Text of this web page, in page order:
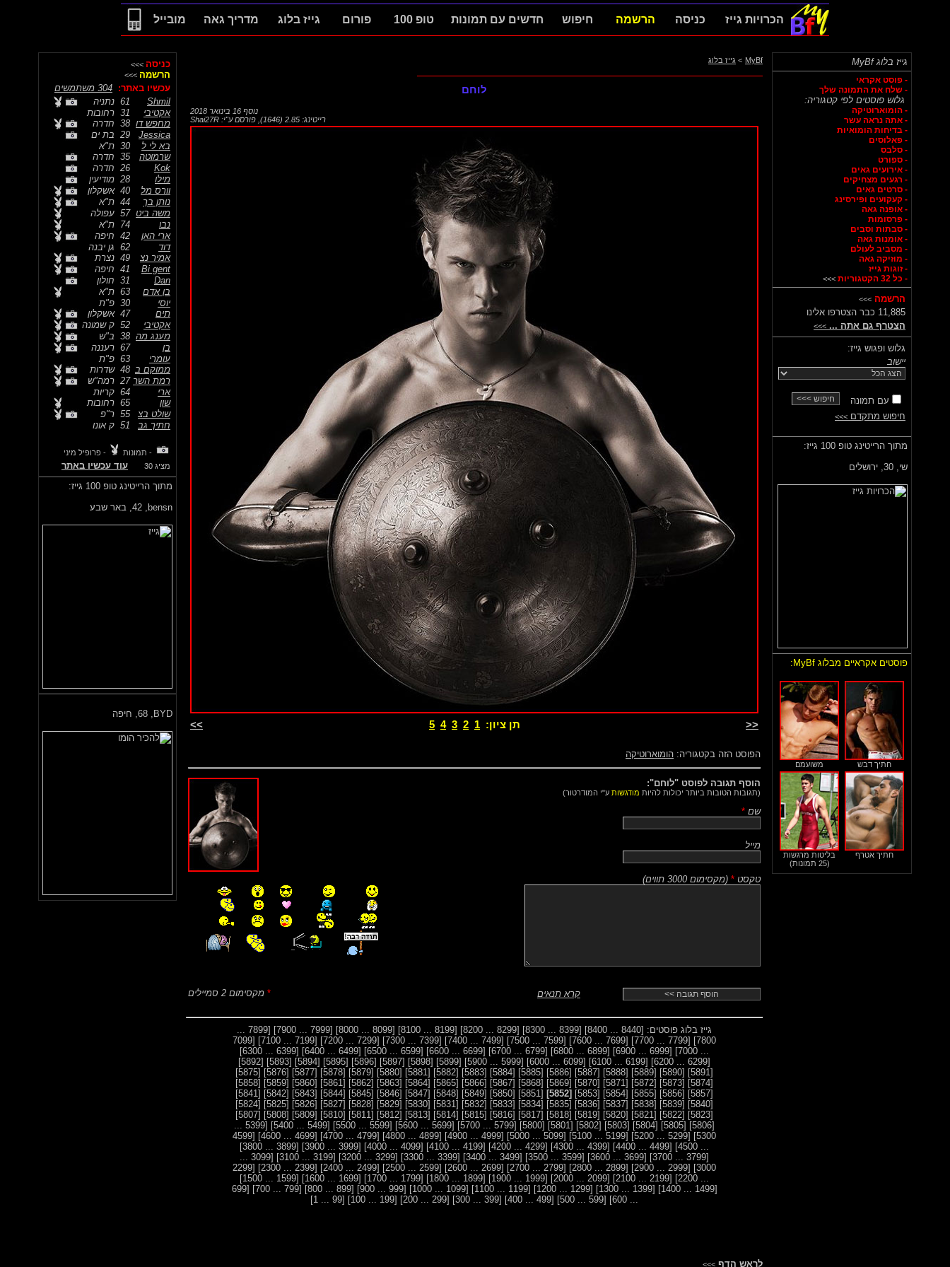
הכרויות גייז כניסה הרשמה חיפוש חדשים עם תמונות טופ 100 פורום גייז בלוג מדריך גאה מובייל
גייז בלוג MyBf
- פוסט אקראי
- שלח את התמונה שלך
גלוש פוסטים לפי קטגוריה:
- הומוארוטיקה
- אתה נראה עשר
- בדיחות הומואיות
- פאלוסים
- סלבס
- ספורט
- אירועים גאים
- רגעים מצחיקים
- סרטים גאים
- קעקועים ופירסינג
- אופנה גאה
- פרסומות
- סבתות וסבים
- אומנות גאה
- מסביב לעולם
- מוזיקה גאה
- זוגות גייז
- כל 32 הקטגוריות
>>>
הרשמה >>>
11,885 כבר הצטרפו אלינו
הצטרף גם אתה ... >>>
גלוש ופגוש גייז:
יישוב
עם תמונה
חיפוש מתקדם >>>
מתוך הרייטינג טופ 100 גייז:
שי, 30, ירושלים
פוסטים אקראיים מבלוג MyBf:
חתיך דבש משועמם
חתיך אטרף
בליטות מרגשות
(25 תמונות)
MyBf
> גייז בלוג
לוחם
נוסף 16 בינואר 2018
רייטינג: 2.85 (1646)
פורסם ע"י: Shai27R
<< תן ציון: 1
2
3
4
5
>>
הפוסט הזה בקטגוריה: הומוארוטיקה
הוסף תגובה לפוסט "לוחם":
(תגובות הטובות ביותר יכולות להיות מודגשות ע"י המודרטור)
שם *
מייל
טקסט *
(מקסימום 3000 תווים )
קרא תנאים * מקסימום 2 סמיילים
גייז בלוג פוסטים: [8440 ... 8400]
[8399 ... 8300]
[8299 ... 8200]
[8199 ... 8100]
[8099 ... 8000]
[7999 ... 7900]
[7899 ...
7800]
[7799 ... 7700]
[7699 ... 7600]
[7599 ... 7500]
[7499 ... 7400]
[7399 ... 7300]
[7299 ... 7200]
[7199 ... 7100]
[7099
... 7000]
[6999 ... 6900]
[6899 ... 6800]
[6799 ... 6700]
[6699 ... 6600]
[6599 ... 6500]
[6499 ... 6400]
[6399 ... 6300]
[6299 ... 6200]
[6199 ... 6100]
[6099 ... 6000]
[5999 ... 5900]
[5899]
[5898]
[5897]
[5896]
[5895]
[5894]
[5893]
[5892]
[5891]
[5890]
[5889]
[5888]
[5887]
[5886]
[5885]
[5884]
[5883]
[5882]
[5881]
[5880]
[5879]
[5878]
[5877]
[5876]
[5875]
[5874]
[5873]
[5872]
[5871]
[5870]
[5869]
[5868]
[5867]
[5866]
[5865]
[5864]
[5863]
[5862]
[5861]
[5860]
[5859]
[5858]
[5857]
[5856]
[5855]
[5854]
[5853]
[5852]
[5851]
[5850]
[5849]
[5848]
[5847]
[5846]
[5845]
[5844]
[5843]
[5842]
[5841]
[5840]
[5839]
[5838]
[5837]
[5836]
[5835]
[5834]
[5833]
[5832]
[5831]
[5830]
[5829]
[5828]
[5827]
[5826]
[5825]
[5824]
[5823]
[5822]
[5821]
[5820]
[5819]
[5818]
[5817]
[5816]
[5815]
[5814]
[5813]
[5812]
[5811]
[5810]
[5809]
[5808]
[5807]
[5806]
[5805]
[5804]
[5803]
[5802]
[5801]
[5800]
[5799 ... 5700]
[5699 ... 5600]
[5599 ... 5500]
[5499 ... 5400]
[5399 ...
5300]
[5299 ... 5200]
[5199 ... 5100]
[5099 ... 5000]
[4999 ... 4900]
[4899 ... 4800]
[4799 ... 4700]
[4699 ... 4600]
[4599
... 4500]
[4499 ... 4400]
[4399 ... 4300]
[4299 ... 4200]
[4199 ... 4100]
[4099 ... 4000]
[3999 ... 3900]
[3899 ... 3800]
[3799 ... 3700]
[3699 ... 3600]
[3599 ... 3500]
[3499 ... 3400]
[3399 ... 3300]
[3299 ... 3200]
[3199 ... 3100]
[3099 ...
3000]
[2999 ... 2900]
[2899 ... 2800]
[2799 ... 2700]
[2699 ... 2600]
[2599 ... 2500]
[2499 ... 2400]
[2399 ... 2300]
[2299
... 2200]
[2199 ... 2100]
[2099 ... 2000]
[1999 ... 1900]
[1899 ... 1800]
[1799 ... 1700]
[1699 ... 1600]
[1599 ... 1500]
[1499 ... 1400]
[1399 ... 1300]
[1299 ... 1200]
[1199 ... 1100]
[1099 ... 1000]
[999 ... 900]
[899 ... 800]
[799 ... 700]
[699
... 600]
[599 ... 500]
[499 ... 400]
[399 ... 300]
[299 ... 200]
[199 ... 100]
[99 ... 1]
לראש הדף >>>
כניסה >>>
הרשמה >>>
עכשיו באתר: 304 משתמשים
Shmil
נתניה
אקטיבי
רחובות
מחפש דו
חדרה
Jessica
בת ים
בא לי ל
ת"א
שרמוטה
35
חדרה
Kok
חדרה
מילו
מודיעין
וורס מל
אשקלון
נותן בך
ת"א
משה ביט 57
עפולה
נבו
ת"א
ארי האן
חיפה
דוד
גן יבנה
אמיר נצ
נצרת
Bi gent
חיפה
Dan
חולון
בן אדם
ת"א
יוסי
פ"ת
תים
47
אשקלון
אקטיבי
ק שמונה
מענג מה
ב"ש
בן
67
רעננה
עומרי
פ"ת
ממוקם ב
שדרות
רמת השר 27
רמה"ש
ארי
קריות
שון
65
רחובות
שולט בצ
55
ר"פ
חתיך גב
ק אונו
- תמונות
- פרופיל מיני
מציג 30
עוד עכשיו באתר
מתוך הרייטינג טופ 100 גייז:
bensn,
42, באר שבע
BYD, 68, חיפה